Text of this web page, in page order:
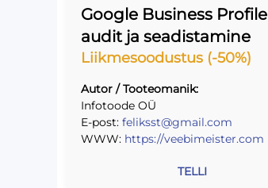
Google Business Profile
audit ja seadistamine
Liikmesoodustus (-50%)
Autor / Tooteomanik:
Infotoode OÜ
E-post: feliksst@gmail.com
WWW: https://veebimeister.com
TELLI